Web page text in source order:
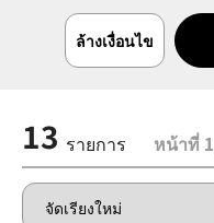
ล้างเงื่อนไข
13 รายการ หน้าที่ 1